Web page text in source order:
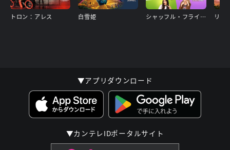
トロン：アレス 白雪姫 シャッフル・フライデー リロ
▼アプリダウンロード
▼カンテレIDポータルサイト